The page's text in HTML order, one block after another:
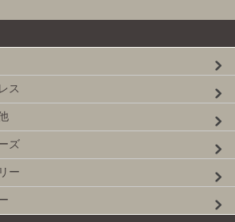
ス
ズ
ー